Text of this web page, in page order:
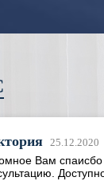
25.12.2020
Вам спаисбо
Доступно